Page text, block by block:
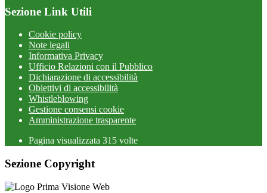
Sezione Link Utili
Cookie policy
Note legali
Informativa Privacy
Ufficio Relazioni con il Pubblico
Dichiarazione di accessibilità
Obiettivi di accessibilità
Whistleblowing
Gestione consensi cookie
Amministrazione trasparente
Pagina visualizzata 315 volte
Sezione Copyright